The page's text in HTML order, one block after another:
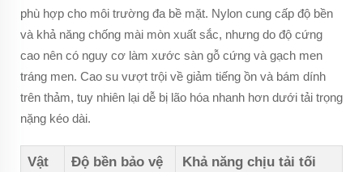
phù hợp cho môi trường đa bề mặt. Nylon cung cấp độ bền
và khả năng chống mài mòn xuất sắc, nhưng do độ cứng
cao nên có nguy cơ làm xước sàn gỗ cứng và gạch men
tráng men. Cao su vượt trội về giảm tiếng ồn và bám dính
trên thảm, tuy nhiên lại dễ bị lão hóa nhanh hơn dưới tải trọng
nặng kéo dài.
Vật
Độ bền bảo vệ
Khả năng chịu tải tối